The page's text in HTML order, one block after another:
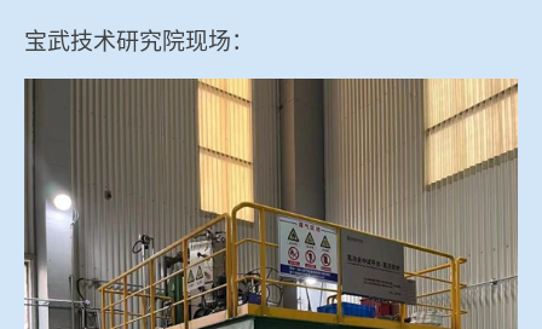
宝武技术研究院现场：